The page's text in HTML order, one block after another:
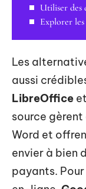
Utiliser des
Explorer
Les
aussi
LibreOffice et
source
Word et
envier à bien
payants.